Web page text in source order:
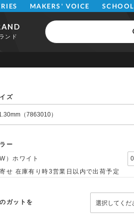
MAKERS' VOICE SCHOOL
ンド
ズ
ー
W）ホワイト
せ 在庫有り時3営業日以内で出荷予定
ガットを